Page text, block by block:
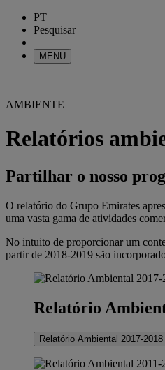
PT
Pesquisar
MENU
AMBIENTE
Relatórios
Partilhar o nosso
O relatório do Grupo Emirates
uma vasta gama de atividades
No intuito de proporcionar um
partir de 2018-2019 são
Relatório
Relatório Ambiental 2017-2018